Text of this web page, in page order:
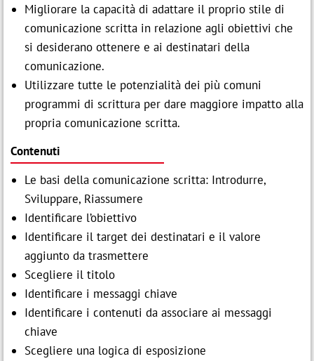
Migliorare la capacità di adattare il proprio stile di
comunicazione scritta in relazione agli obiettivi che
si desiderano ottenere e ai destinatari della
comunicazione.
Utilizzare tutte le potenzialità dei più comuni
programmi di scrittura per dare maggiore impatto alla
propria comunicazione scritta.
Contenuti
Le basi della comunicazione scritta: Introdurre,
Sviluppare, Riassumere
Identificare l’obiettivo
Identificare il target dei destinatari e il valore
aggiunto da trasmettere
Scegliere il titolo
Identificare i messaggi chiave
Identificare i contenuti da associare ai messaggi
chiave
Scegliere una logica di esposizione